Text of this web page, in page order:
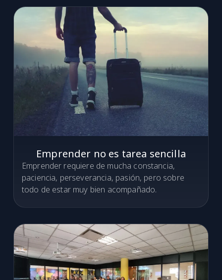
Emprender no es tarea sencilla
Emprender requiere de mucha constancia,
paciencia, perseverancia, pasión, pero sobre
todo de estar muy bien acompañado.